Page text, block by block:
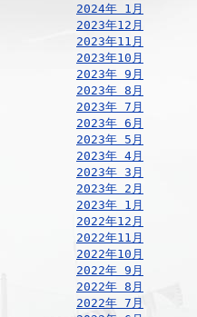
2024年 1月
2023年12月
2023年11月
2023年10月
2023年 9月
2023年 8月
2023年 7月
2023年 6月
2023年 5月
2023年 4月
2023年 3月
2023年 2月
2023年 1月
2022年12月
2022年11月
2022年10月
2022年 9月
2022年 8月
2022年 7月